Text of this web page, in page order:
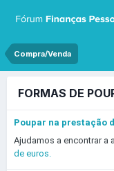
Compra/Venda
FORMAS DE
Poupar na prestação
Ajudamos a encontrar a
de euros.